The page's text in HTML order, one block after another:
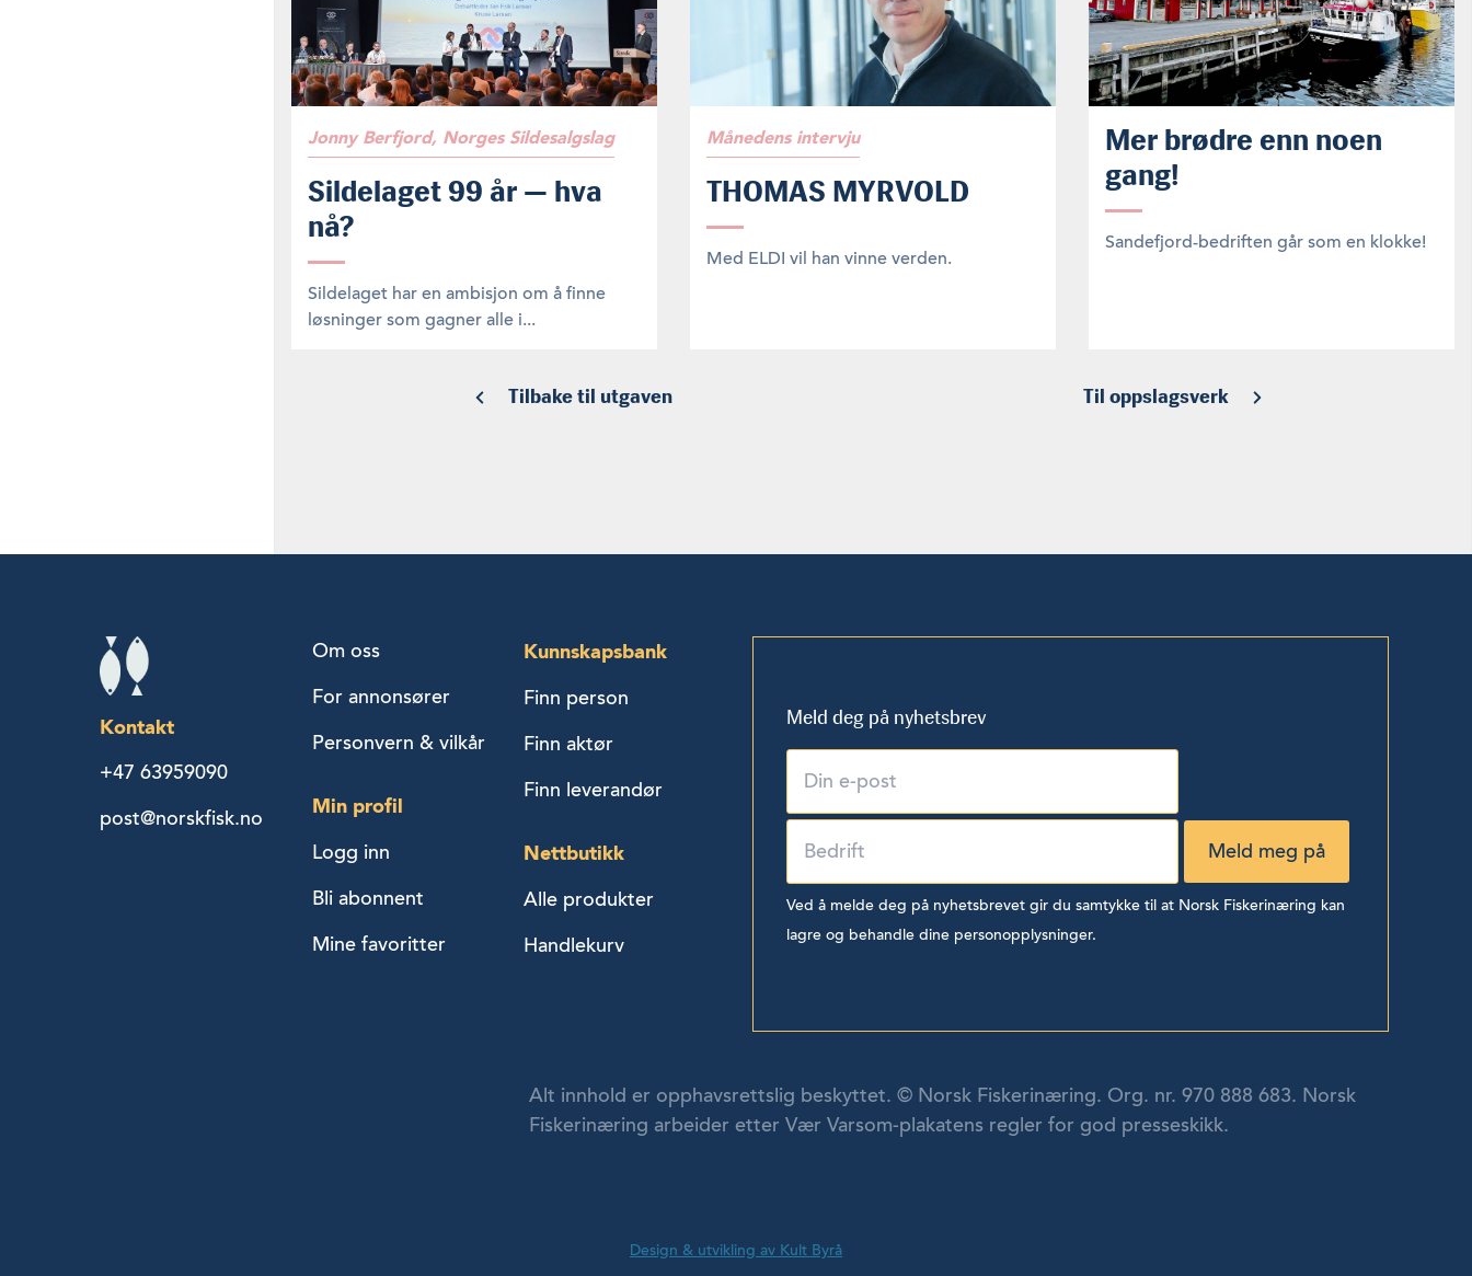
Jonny Berfjord, Norges Sildesalgslag
Sildelaget 99 år — hva
nå?
Sildelaget har en ambisjon om å finne
løsninger som gagner alle i...
Månedens intervju
THOMAS MYRVOLD
Med ELDI vil han vinne verden.
Mer brødre enn noen
gang!
Sandefjord-bedriften går som en klokke!
Tilbake til utgaven Til oppslagsverk
Kontakt
+47 63959090
post@norskfisk.no
Om oss
For annonsører
Personvern & vilkår
Min profil
Logg inn
Bli abonnent
Mine favoritter
Kunnskapsbank
Finn person
Finn aktør
Finn leverandør
Nettbutikk
Alle produkter
Handlekurv
Meld deg på nyhetsbrev
Ved å melde deg på nyhetsbrevet gir du samtykke til at Norsk Fiskerinæring kan
lagre og behandle dine personopplysninger.
Alt innhold er opphavsrettslig beskyttet. © Norsk Fiskerinæring. Org. nr. 970 888 683. Norsk
Fiskerinæring arbeider etter Vær Varsom-plakatens regler for god presseskikk.
Design & utvikling av Kult Byrå